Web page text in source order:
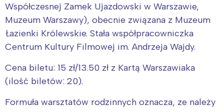
Współczesnej Zamek Ujazdowski w Warszawie,
Muzeum Warszawy), obecnie związana z Muzeum
Łazienki Królewskie. Stała współpracowniczka
Centrum Kultury Filmowej im. Andrzeja Wajdy.
Cena biletu: 15 zł/13.50 zł z Kartą Warszawiaka
(ilość biletów: 20).
Formuła warsztatów rodzinnych oznacza, ze należy